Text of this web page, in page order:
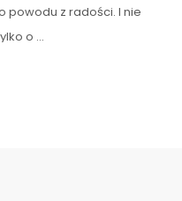
powodu z radości. I nie
o …